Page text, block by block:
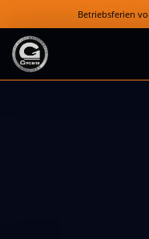
Betriebsferien